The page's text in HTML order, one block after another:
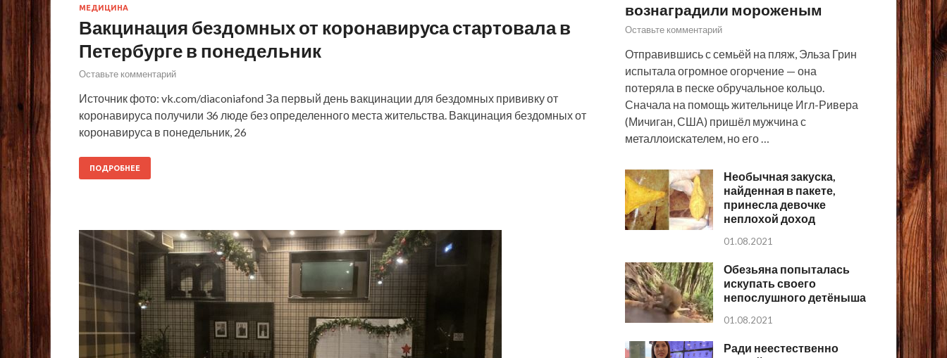
МЕДИЦИНА
Вакцинация бездомных от коронавируса стартовала в
Петербурге в понедельник
Оставьте комментарий
Источник фото: vk.com/diaconiafond За первый день вакцинации для бездомных прививку от
коронавируса получили 36 люде без определенного места жительства. Вакцинация бездомных от
коронавируса в понедельник, 26
ПОДРОБНЕЕ
вознаградили мороженым
Оставьте комментарий
Отправившись с семьёй на пляж, Эльза Грин
испытала огромное огорчение — она
потеряла в песке обручальное кольцо.
Сначала на помощь жительнице Игл-Ривера
(Мичиган, США) пришёл мужчина с
металлоискателем, но его …
Необычная закуска,
найденная в пакете,
принесла девочке
неплохой доход
01.08.2021
Обезьяна попыталась
искупать своего
непослушного детёныша
01.08.2021
Ради неестественно